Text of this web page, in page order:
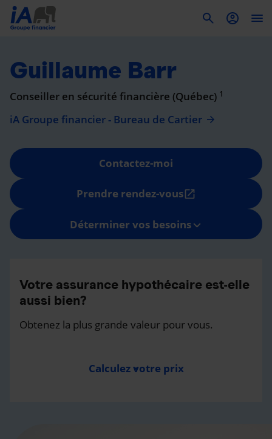
Guillaume Barr
Conseiller en sécurité financière (Québec) 1
iA Groupe financier - Bureau de Cartier
Contactez-moi
Prendre rendez-vousopen_in_new
Déterminer vos besoins
Votre assurance hypothécaire est-elle
aussi bien?
Obtenez la plus grande valeur pour vous.
Calculez votre prix